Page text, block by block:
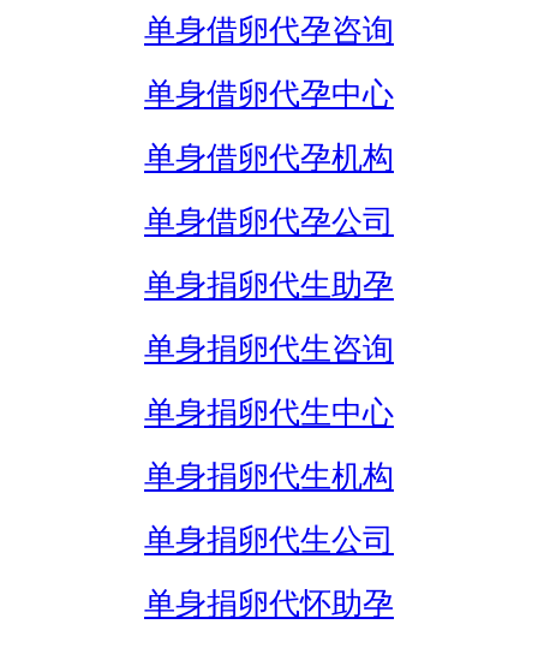
单身借卵代孕咨询
单身借卵代孕中心
单身借卵代孕机构
单身借卵代孕公司
单身捐卵代生助孕
单身捐卵代生咨询
单身捐卵代生中心
单身捐卵代生机构
单身捐卵代生公司
单身捐卵代怀助孕